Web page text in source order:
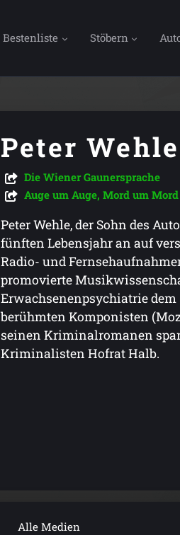
Bestenliste Stöbern
Peter Wehle
Die Wiener Gaunersprache
Auge um Auge, Mord um Mord
Peter Wehle, der Sohn des
fünften Lebensjahr an auf
Radio- und
promovierte
Erwachsenenpsychiatrie dem
berühmten Komponisten
seinen Kriminalromanen
Kriminalisten Hofrat Halb.
Alle Medien